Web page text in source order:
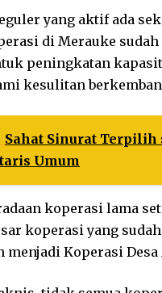
yang aktif ada
di Merauke
peningkatan
kesulitan
Sahat Sinurat Terpilih
Umum
koperasi lama
koperasi yang
Koperasi Desa